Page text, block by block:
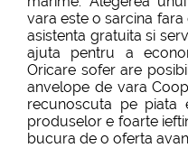
vara este o sarcina fara
asistenta gratuita si
ajuta pentru a
Oricare sofer are
anvelope de vara
recunoscuta pe piata
produselor e foarte
bucura de o oferta